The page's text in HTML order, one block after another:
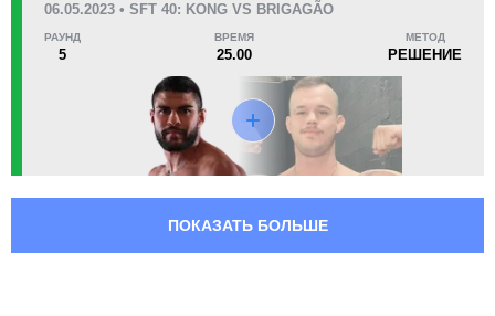
SFT
SKY
06.05.2023 • SFT 40: KONG VS BRIGAGÃO
РАУНД
5
ВРЕМЯ
25.00
МЕТОД
РЕШЕНИЕ
ПОКАЗАТЬ БОЛЬШЕ